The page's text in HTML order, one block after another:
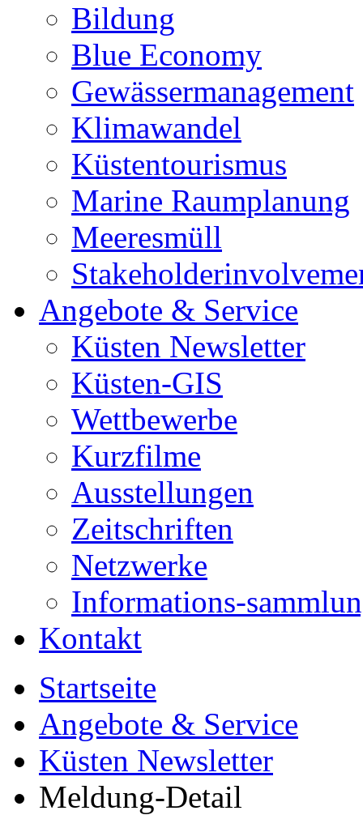
Bildung
Blue Economy
Gewässermanagement
Klimawandel
Küstentourismus
Marine Raumplanung
Meeresmüll
Angebote & Service
Küsten Newsletter
Küsten-GIS
Wettbewerbe
Kurzfilme
Ausstellungen
Zeitschriften
Netzwerke
Informations-
Kontakt
Startseite
Angebote & Service
Küsten Newsletter
Meldung-Detail